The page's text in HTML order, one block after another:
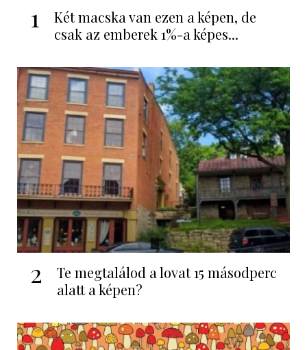
1
Két macska van ezen a képen, de
csak az emberek 1%-a képes...
2
Te megtalálod a lovat 15 másodperc
alatt a képen?